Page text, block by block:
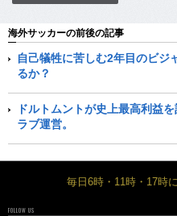
海外サッカーの前後の記事
自己犠牲に苦しむ2年目のビジ
るか？
ドルトムントが史上最高利益
ラブ運営。
毎日6時・11時・17時
FOLLOW US